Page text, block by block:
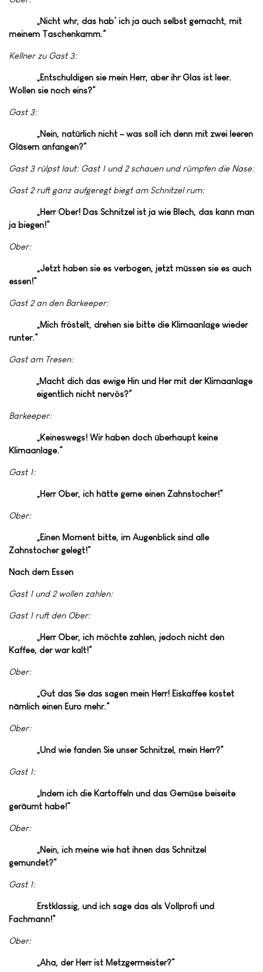
„Nicht whr, das hab’ ich ja auch selbst gemacht, mit
meinem Taschenkamm.“
Kellner zu Gast 3:
„Entschuldigen sie mein Herr, aber ihr Glas ist leer.
Wollen sie noch eins?“
Gast 3:
„Nein, natürlich nicht – was soll ich denn mit zwei leeren
Gläsern anfangen?“
Gast 3 rülpst laut: Gast 1 und 2 schauen und rümpfen die Nase:
Gast 2 ruft ganz aufgeregt biegt am Schnitzel rum:
„Herr Ober! Das Schnitzel ist ja wie Blech, das kann man
ja biegen!“
Ober:
„Jetzt haben sie es verbogen, jetzt müssen sie es auch
essen!“
Gast 2 an den Barkeeper:
„Mich fröstelt, drehen sie bitte die Klimaanlage wieder
runter.“
Gast am Tresen:
„Macht dich das ewige Hin und Her mit der Klimaanlage
eigentlich nicht nervös?“
Barkeeper:
„Keineswegs! Wir haben doch überhaupt keine
Klimaanlage.“
Gast 1:
„Herr Ober, ich hätte gerne einen Zahnstocher!“
Ober:
„Einen Moment bitte, im Augenblick sind alle
Zahnstocher gelegt!“
Nach dem Essen
Gast 1 und 2 wollen zahlen:
Gast 1 ruft den Ober:
„Herr Ober, ich möchte zahlen, jedoch nicht den
Kaffee, der war kalt!“
Ober:
„Gut das Sie das sagen mein Herr! Eiskaffee kostet
nämlich einen Euro mehr.“
Ober:
„Und wie fanden Sie unser Schnitzel, mein Herr?“
Gast 1:
„Indem ich die Kartoffeln und das Gemüse beiseite
geräumt habe!“
Ober:
„Nein, ich meine wie hat ihnen das Schnitzel
gemundet?“
Gast 1:
Erstklassig, und ich sage das als Vollprofi und
Fachmann!“
Ober:
„Aha, der Herr ist Metzgermeister?“